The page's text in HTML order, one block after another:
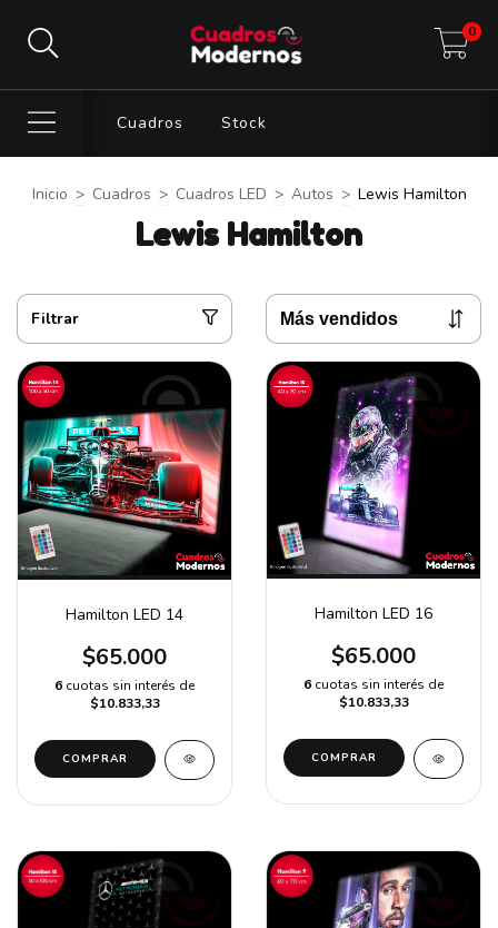
0
Cuadros Stock
Inicio > Cuadros > Cuadros LED > Autos > Lewis Hamilton
Lewis Hamilton
Filtrar
Hamilton LED 14
$65.000
6 cuotas sin interés de
$10.833,33
COMPRAR
Hamilton LED 16
$65.000
6 cuotas sin interés de
$10.833,33
COMPRAR